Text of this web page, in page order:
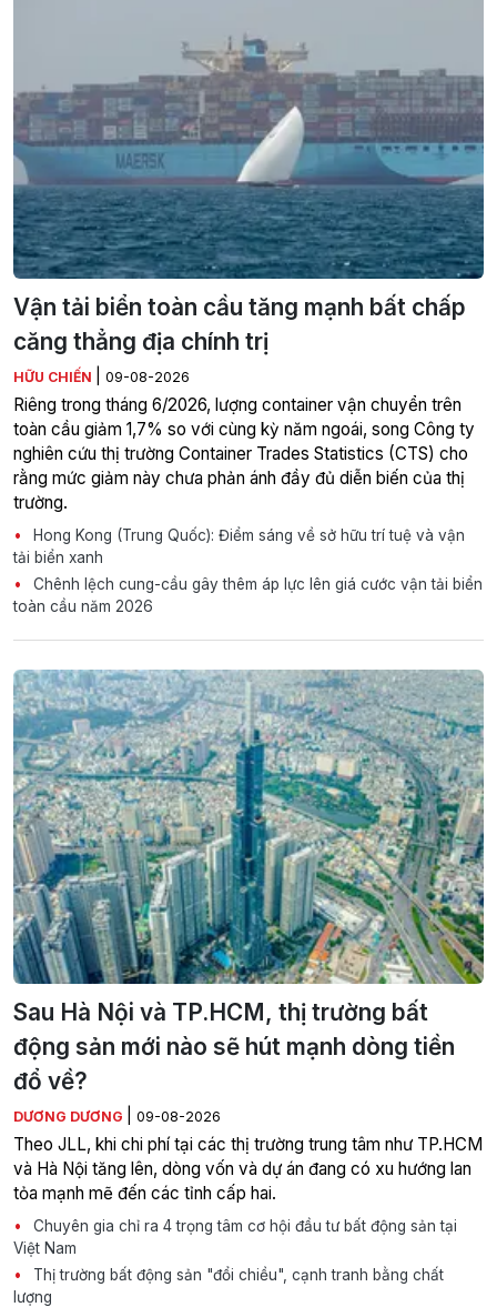
Vận tải biển toàn cầu tăng mạnh bất chấp
căng thẳng địa chính trị
HỮU CHIẾN 09-08-2026
Riêng trong tháng 6/2026, lượng container vận chuyển trên
toàn cầu giảm 1,7% so với cùng kỳ năm ngoái, song Công ty
nghiên cứu thị trường Container Trades Statistics (CTS) cho
rằng mức giảm này chưa phản ánh đầy đủ diễn biến của thị
trường.
Hong Kong (Trung Quốc): Điểm sáng về sở hữu trí tuệ và vận
tải biển xanh
Chênh lệch cung-cầu gây thêm áp lực lên giá cước vận tải biển
toàn cầu năm 2026
Sau Hà Nội và TP.HCM, thị trường bất
động sản mới nào sẽ hút mạnh dòng tiền
đổ về?
DƯƠNG DƯƠNG 09-08-2026
Theo JLL, khi chi phí tại các thị trường trung tâm như TP.HCM
và Hà Nội tăng lên, dòng vốn và dự án đang có xu hướng lan
tỏa mạnh mẽ đến các tỉnh cấp hai.
Chuyên gia chỉ ra 4 trọng tâm cơ hội đầu tư bất động sản tại
Việt Nam
Thị trường bất động sản "đổi chiều", cạnh tranh bằng chất
lượng